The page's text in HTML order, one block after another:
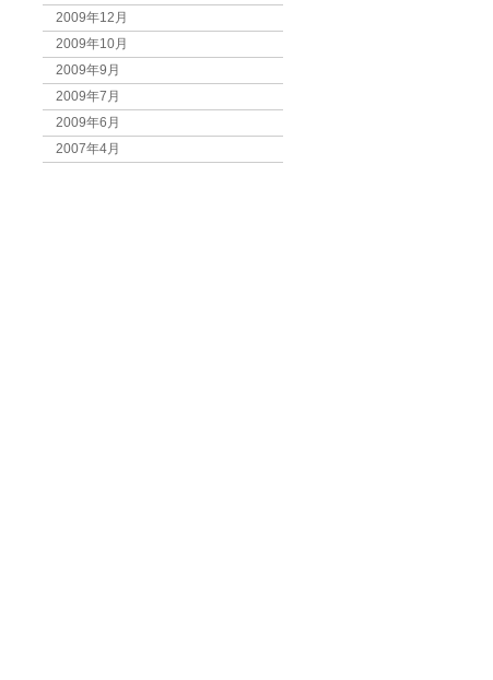
2009年12月
2009年10月
2009年9月
2009年7月
2009年6月
2007年4月